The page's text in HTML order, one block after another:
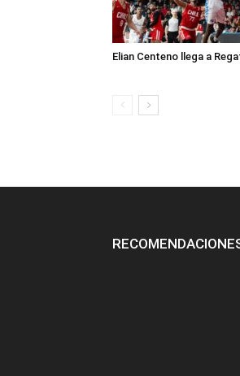
Elian Centeno llega a